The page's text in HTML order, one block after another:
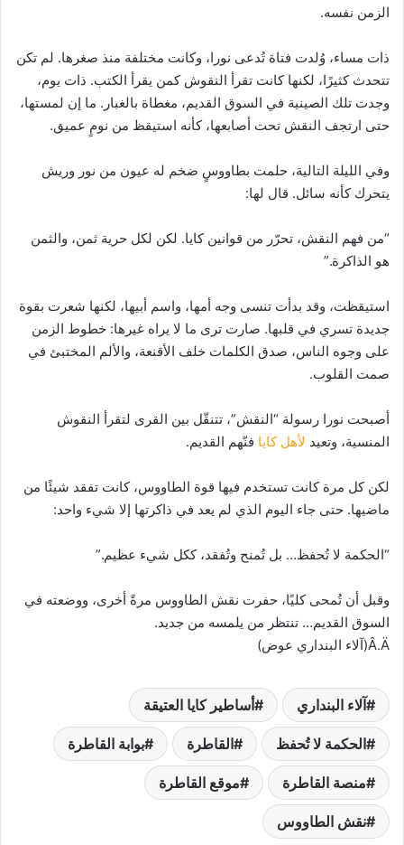
الزمن نفسه.
ذات مساء، وُلدت فتاة تُدعى نورا، وكانت مختلفة منذ صغرها. لم تكن
تتحدث كثيرًا، لكنها كانت تقرأ النقوش كمن يقرأ الكتب. ذات يوم،
وجدت تلك الصينية في السوق القديم، مغطاة بالغبار. ما إن لمستها،
حتى ارتجف النقش تحت أصابعها، كأنه استيقظ من نومٍ عميق.
وفي الليلة التالية، حلمت بطاووسٍ ضخم له عيون من نور وريش
يتحرك كأنه سائل. قال لها:
“من فهم النقش، تحرّر من قوانين كايا. لكن لكل حرية ثمن، والثمن
هو الذاكرة.”
استيقظت، وقد بدأت تنسى وجه أمها، واسم أبيها، لكنها شعرت بقوة
جديدة تسري في قلبها. صارت ترى ما لا يراه غيرها: خطوط الزمن
على وجوه الناس، صدق الكلمات خلف الأقنعة، والألم المختبئ في
صمت القلوب.
أصبحت نورا رسولة “النقش”، تتنقّل بين القرى لتقرأ النقوش
المنسية، وتعيد لأهل كايا فنّهم القديم.
لكن كل مرة كانت تستخدم فيها قوة الطاووس، كانت تفقد شيئًا من
ماضيها. حتى جاء اليوم الذي لم يعد في ذاكرتها إلا شيء واحد:
“الحكمة لا تُحفظ… بل تُمنح وتُفقد، ككل شيء عظيم.”
وقبل أن تُمحى كليًا، حفرت نقش الطاووس مرةً أخرى، ووضعته في
السوق القديم… تنتظر من يلمسه من جديد.
Â.Ä(آلاء البنداري عوض)
آلاء البنداري أساطير كايا العتيقة
الحكمة لا تُحفظ القاطرة بوابة القاطرة
منصة القاطرة موقع القاطرة
نقش الطاووس